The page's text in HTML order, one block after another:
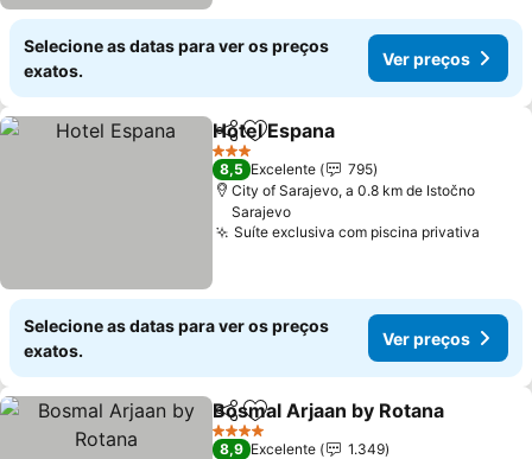
Selecione as datas para ver os preços
exatos.
Ver preços
PartilharAdicionar aos favoritos
Hotel Espana
3 Estrelas
8,5 Excelente
795
City of Sarajevo, a 0.8 km de Istočno
Sarajevo
Suíte exclusiva com piscina privativa
Selecione as datas para ver os preços
exatos.
Ver preços
PartilharAdicionar aos favoritos
Bosmal Arjaan by Rotana
4 Estrelas
8,9 Excelente
1.349